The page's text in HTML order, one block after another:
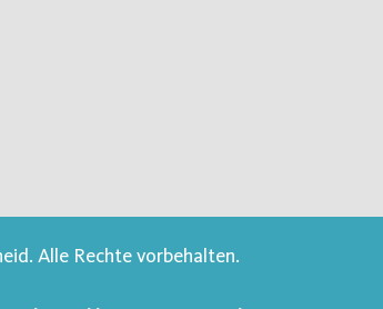
Alle Rechte vorbehalten.